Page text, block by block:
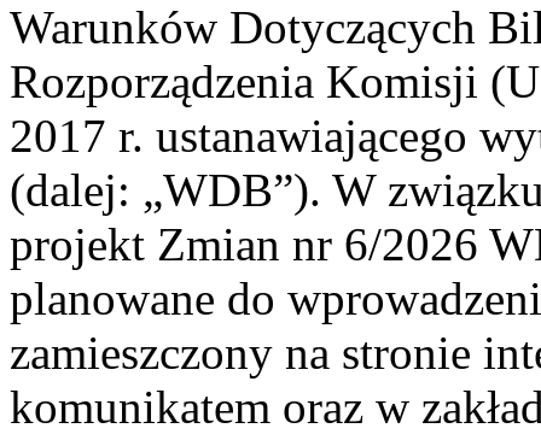
Warunków Dotyczących
Rozporządzenia Komisji
2017 r. ustanawiającego
(dalej: „WDB”). W
projekt Zmian nr 6/2026
planowane do
zamieszczony na stronie
komunikatem oraz w